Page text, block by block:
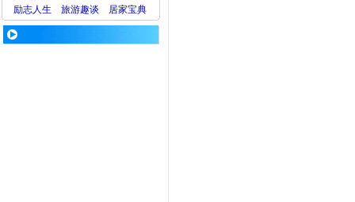
励志人生
旅游趣谈 居家宝典